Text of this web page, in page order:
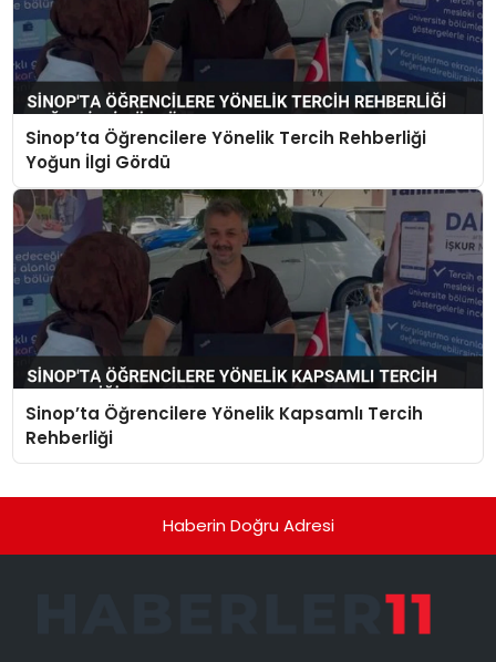
Sinop’ta Öğrencilere Yönelik Tercih Rehberliği
Yoğun İlgi Gördü
Sinop’ta Öğrencilere Yönelik Kapsamlı Tercih
Rehberliği
Haberin Doğru Adresi